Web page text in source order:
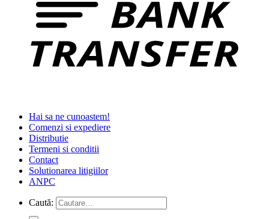
Hai sa ne cunoastem!
Comenzi si expediere
Distributie
Termeni si conditii
Contact
Solutionarea litigiilor
ANPC
Caută: